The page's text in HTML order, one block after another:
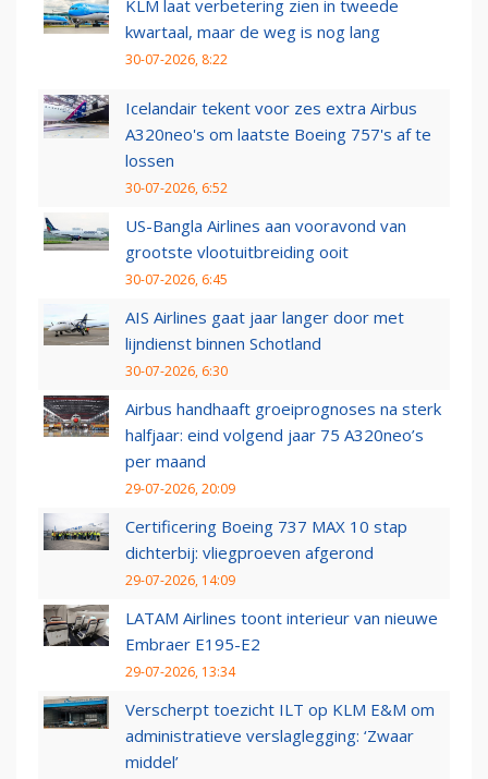
KLM laat verbetering zien in tweede
kwartaal, maar de weg is nog lang
30-07-2026, 8:22
Icelandair tekent voor zes extra Airbus
A320neo's om laatste Boeing 757's af te
lossen
30-07-2026, 6:52
US-Bangla Airlines aan vooravond van
grootste vlootuitbreiding ooit
30-07-2026, 6:45
AIS Airlines gaat jaar langer door met
lijndienst binnen Schotland
30-07-2026, 6:30
Airbus handhaaft groeiprognoses na sterk
halfjaar: eind volgend jaar 75 A320neo’s
per maand
29-07-2026, 20:09
Certificering Boeing 737 MAX 10 stap
dichterbij: vliegproeven afgerond
29-07-2026, 14:09
LATAM Airlines toont interieur van nieuwe
Embraer E195-E2
29-07-2026, 13:34
Verscherpt toezicht ILT op KLM E&M om
administratieve verslaglegging: ‘Zwaar
middel’